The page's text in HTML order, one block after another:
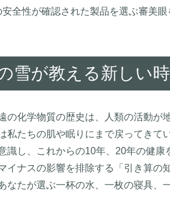
全性が確認された製品を選ぶ審美眼
雪が教える新しい
の化学物質の歴史は、人類の活動が
私たちの肌や眠りにまで戻ってきて
識し、これからの10年、20年の健
イナスの影響を排除する「引き算の
なたが選ぶ一杯の水、一枚の寝具、